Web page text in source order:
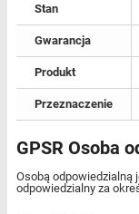
Stan
Gwarancja
Produkt
Przeznaczenie
GPSR Osoba
Osobą odpowiedzialną
odpowiedzialny za